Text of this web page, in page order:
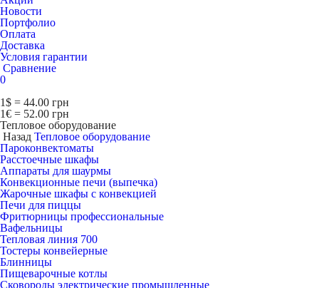
Новости
Портфолио
Оплата
Доставка
Условия гарантии
Сравнение
0
1$ = 44.00 грн
1€ = 52.00 грн
Тепловое оборудование
Назад Тепловое оборудование
Пароконвектоматы
Расcтоечные шкафы
Аппараты для шаурмы
Конвекционные печи (выпечка)
Жарочные шкафы с конвекцией
Печи для пиццы
Фритюрницы профессиональные
Вафельницы
Тепловая линия 700
Тостеры конвейерные
Блинницы
Пищеварочные котлы
Сковороды электрические промышленные